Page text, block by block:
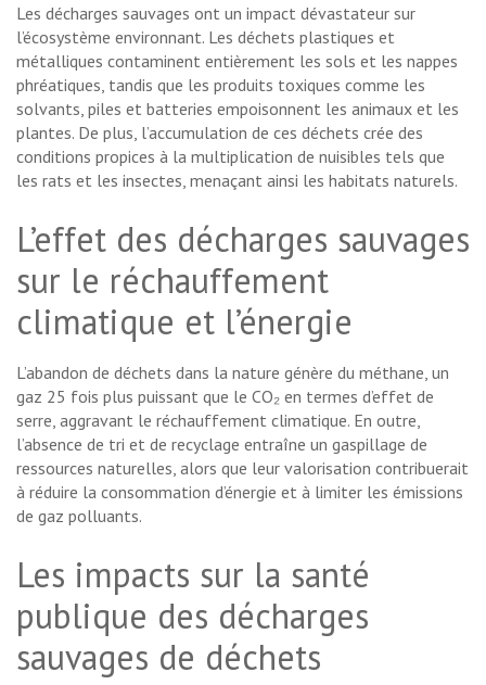
Les décharges sauvages ont un impact dévastateur sur
l’écosystème environnant. Les déchets plastiques et
métalliques contaminent entièrement les sols et les nappes
phréatiques, tandis que les produits toxiques comme les
solvants, piles et batteries empoisonnent les animaux et les
plantes. De plus, l’accumulation de ces déchets crée des
conditions propices à la multiplication de nuisibles tels que
les rats et les insectes, menaçant ainsi les habitats naturels.
L’effet des décharges sauvages
sur le réchauffement
climatique et l’énergie
L’abandon de déchets dans la nature génère du méthane, un
gaz 25 fois plus puissant que le CO₂ en termes d’effet de
serre, aggravant le réchauffement climatique. En outre,
l’absence de tri et de recyclage entraîne un gaspillage de
ressources naturelles, alors que leur valorisation contribuerait
à réduire la consommation d’énergie et à limiter les émissions
de gaz polluants.
Les impacts sur la santé
publique des décharges
sauvages de déchets